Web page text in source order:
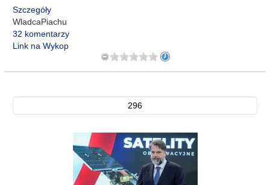
Szczegóły
WladcaPiachu
32 komentarzy
Link na Wykop
296